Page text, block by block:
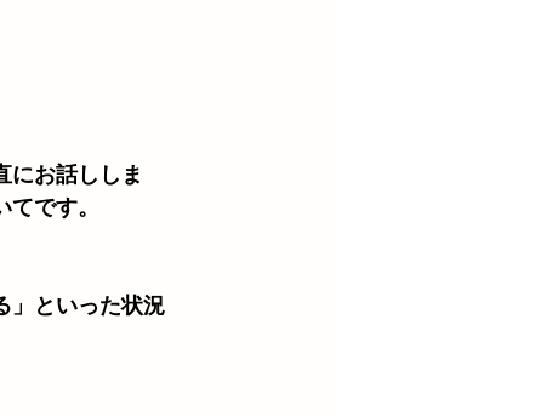
にお話ししま
です。
」といった状況